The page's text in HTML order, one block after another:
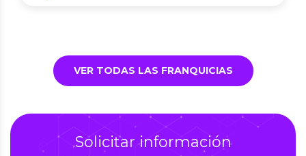
VER TODAS LAS FRANQUICIAS
Solicitar información